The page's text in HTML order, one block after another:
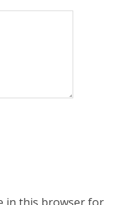
in this browser for